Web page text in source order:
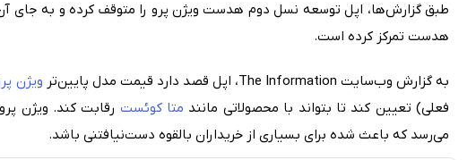
طبق گزارش‌ها، اپل توسعه نسل دوم هدست ویژن پرو را متوقف کرده و به جای
هدست تمرکز کرده است.
به گزارش وب‌سایت The Information، اپل قصد دارد قیمت مدل پایین‌تر ویژن
فعلی) تعیین کند تا بتواند با محصولاتی مانند متا کوئست
می‌رسد که باعث شده برای بسیاری از خریداران بالقوه دست‌نیافتنی باشد.